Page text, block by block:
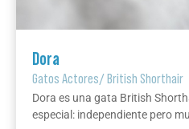
Dora
Gatos Actores/British Shorthair
Dora es una gata British
especial: independiente pero